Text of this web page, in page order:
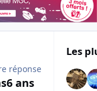
réponse
6 ans
Les